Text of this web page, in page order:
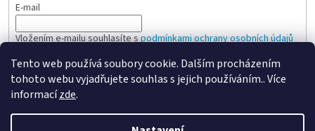
Tento web používá soubory cookie. Dalším procházením
tohoto webu vyjadřujete souhlas s jejich používáním.. Více
informacízde.
E-mail
Vložením e-mailu souhlasíte spodmínkami ochrany osobních údajů
PŘIHLÁSIT SE